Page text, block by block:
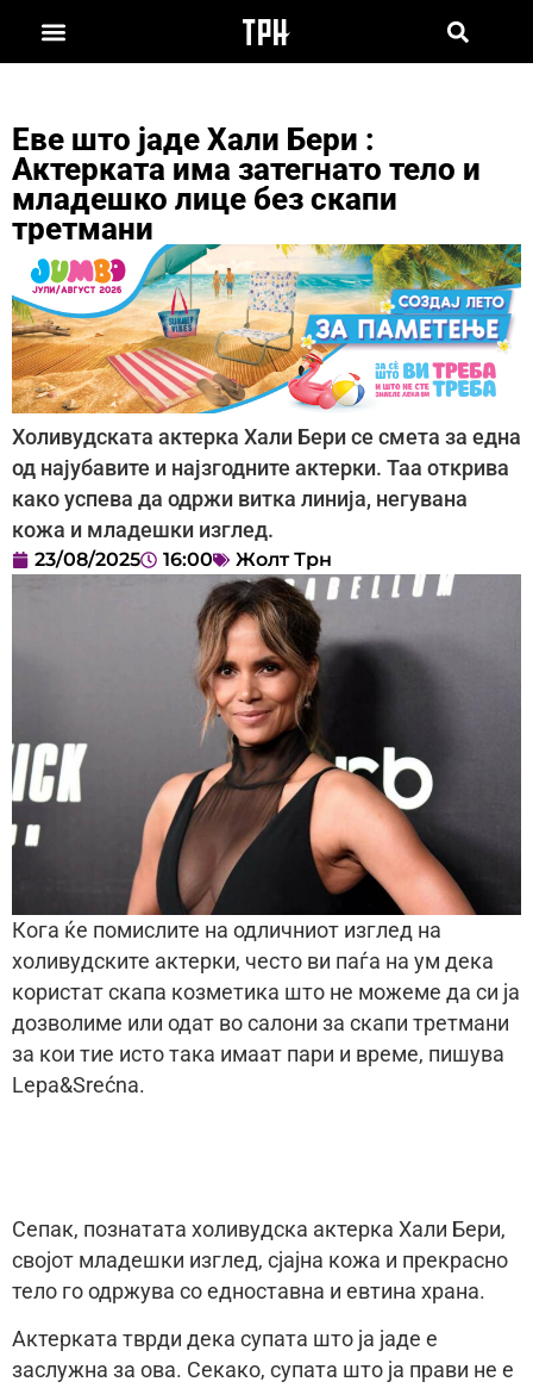
Еве што јаде Хали Бери :
Актерката има затегнато тело и
младешко лице без скапи
третмани
Холивудската актерка Хали Бери се смета за една
од најубавите и најзгодните актерки. Таа открива
како успева да одржи витка линија, негувана
кожа и младешки изглед.
23/08/2025 16:00 Жолт Трн
Кога ќе помислите на одличниот изглед на
холивудските актерки, често ви паѓа на ум дека
користат скапа козметика што не можеме да си ја
дозволиме или одат во салони за скапи третмани
за кои тие исто така имаат пари и време, пишува
Lepa&Srećna.
Сепак, познатата холивудска актерка Хали Бери,
својот младешки изглед, сјајна кожа и прекрасно
тело го одржува со едноставна и евтина храна.
Актерката тврди дека супата што ја јаде е
заслужна за ова. Секако, супата што ја прави не е